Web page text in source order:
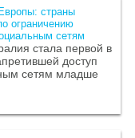
страны
ограничению
сетям
стала первой в
доступ
сетям младше